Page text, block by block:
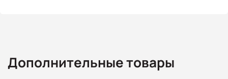
Дополнительные товары